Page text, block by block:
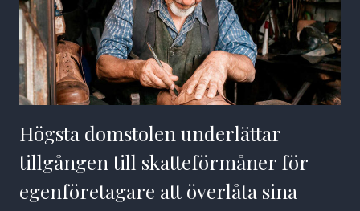
Högsta domstolen underlättar
tillgången till skatteförmåner för
egenföretagare att överlåta sina